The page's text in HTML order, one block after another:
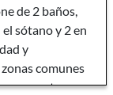
de 2 baños,
sótano y 2 en
y
comunes
encuentros